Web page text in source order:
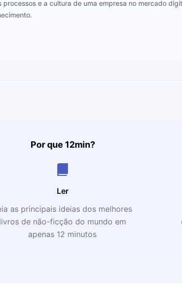
e a cultura de uma empresa no mercado
Por que 12min?
Ler
as principais ideias dos melhores
livros de não-ficção do mundo em
apenas 12 minutos